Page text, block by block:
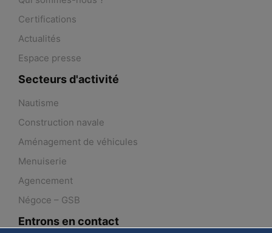
Certifications
Actualités
Espace presse
Secteurs d'activité
Nautisme
Construction navale
Aménagement de véhicules
Menuiserie
Agencement
Négoce – GSB
Entrons en contact